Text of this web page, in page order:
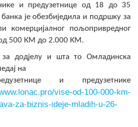
ЗАШТИТА
КОНТАКТ
и предузетнице од 18 до 35
је обезбиједила и подршку за
комерцијалног пољопривредног
од 500 КМ до 2.000 КМ.
за додјелу и шта то Омладинска
на
и предузетнике
vise-od-100-000-km-
za-biznis-ideje-mladih-u-26-